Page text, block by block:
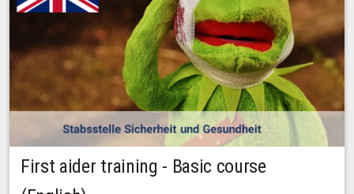
First aider training - Basic course